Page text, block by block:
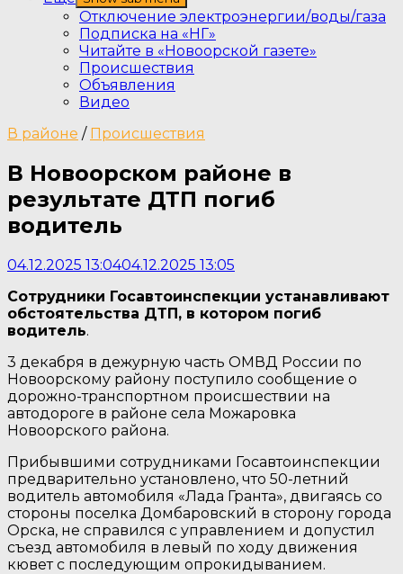
Отключение электроэнергии/воды/газа
Подписка на «НГ»
Читайте в «Новоорской газете»
Происшествия
Объявления
Видео
В районе / Происшествия
В Новоорском районе в
результате ДТП погиб
водитель
04.12.2025 13:0404.12.2025 13:05
Сотрудники Госавтоинспекции устанавливают
обстоятельства ДТП, в котором погиб
водитель.
3 декабря в дежурную часть ОМВД России по
Новоорскому району поступило сообщение о
дорожно-транспортном происшествии на
автодороге в районе села Можаровка
Новоорского района.
Прибывшими сотрудниками Госавтоинспекции
предварительно установлено, что 50-летний
водитель автомобиля «Лада Гранта», двигаясь со
стороны поселка Домбаровский в сторону города
Орска, не справился с управлением и допустил
съезд автомобиля в левый по ходу движения
кювет с последующим опрокидыванием.